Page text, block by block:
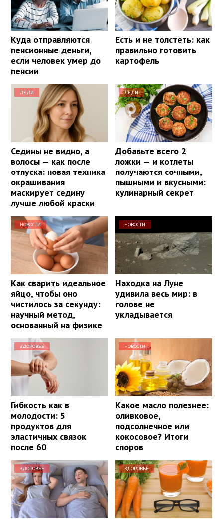
Куда отправляются
пенсионные деньги,
если человек умер до
пенсии
Есть и не толстеть: как
правильно готовить
картофель
ЛЕДИ
Седины не видно, а
волосы — как после
отпуска: новая техника
окрашивания
маскирует седину
лучше любой краски
ЛЕДИ
Добавьте всего 2
ложки — и котлеты
получаются сочными,
пышными и вкусными:
кулинарный секрет
НОВОСТИ
Как сварить идеальное
яйцо, чтобы оно
чистилось за секунду:
научный метод,
основанный на физике
НОВОСТИ
Находка на Луне
удивила весь мир: в
голове не
укладывается
ЗДОРОВЬЕ
Гибкость как в
молодости: 5
продуктов для
эластичных связок
после 60
НОВОСТИ
Какое масло полезнее:
оливковое,
подсолнечное или
кокосовое? Итоги
споров
ЗДОРОВЬЕ ЗДОРОВЬЕ